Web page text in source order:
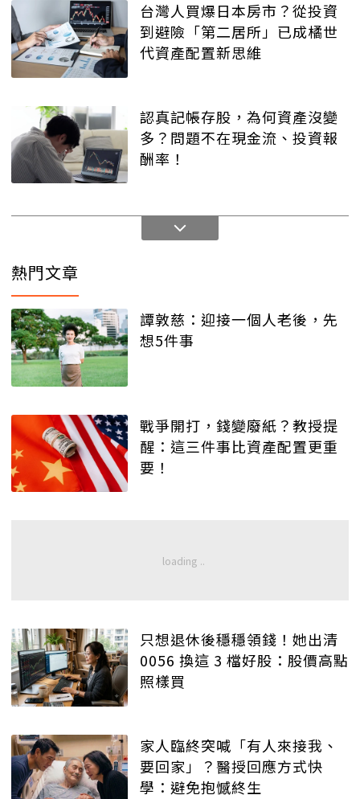
台灣人買爆日本房市？從投資
到避險「第二居所」已成橘世
代資產配置新思維
認真記帳存股，為何資產沒變
多？問題不在現金流、投資報
酬率！
熱門文章
譚敦慈：迎接一個人老後，先
想5件事
戰爭開打，錢變廢紙？教授提
醒：這三件事比資產配置更重
要！
只想退休後穩穩領錢！她出清
0056 換這 3 檔好股：股價高點
照樣買
家人臨終突喊「有人來接我、
要回家」？醫授回應方式快
學：避免抱憾終生